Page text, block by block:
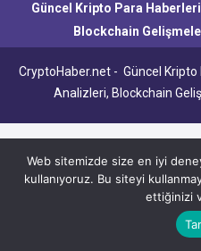
Güncel Kripto Para
Blockchain
CryptoHaber.net - Güncel
Analizleri, Blockchain
Web sitemizde size en iyi
kullanıyoruz. Bu siteyi
ettiğinizi